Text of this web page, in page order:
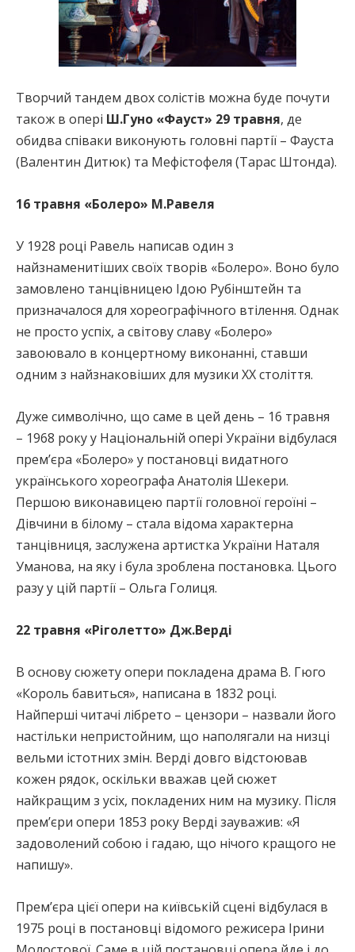
Творчий тандем двох солістів можна буде почути
також в опері Ш.Гуно «Фауст» 29 травня, де
обидва співаки виконують головні партії – Фауста
(Валентин Дитюк) та Мефістофеля (Тарас Штонда).
16 травня «Болеро» М.Равеля
У 1928 році Равель написав один з
найзнаменитіших своїх творів «Болеро». Воно було
замовлено танцівницею Ідою Рубінштейн та
призначалося для хореографічного втілення. Однак
не просто успіх, а світову славу «Болеро»
завоювало в концертному виконанні, ставши
одним з найзнаковіших для музики XX століття.
Дуже символічно, що саме в цей день – 16 травня
– 1968 року у Національній опері України відбулася
прем’єра «Болеро» у постановці видатного
українського хореографа Анатолія Шекери.
Першою виконавицею партії головної героїні –
Дівчини в білому – стала відома характерна
танцівниця, заслужена артистка України Наталя
Уманова, на яку і була зроблена постановка. Цього
разу у цій партії – Ольга Голиця.
22 травня «Ріголетто» Дж.Верді
В основу сюжету опери покладена драма В. Гюго
«Король бавиться», написана в 1832 році.
Найперші читачі лібрето – цензори – назвали його
настільки непристойним, що наполягали на низці
вельми істотних змін. Верді довго відстоював
кожен рядок, оскільки вважав цей сюжет
найкращим з усіх, покладених ним на музику. Після
прем’єри опери 1853 року Верді зауважив: «Я
задоволений собою і гадаю, що нічого кращого не
напишу».
Прем’єра цієї опери на київській сцені відбулася в
1975 році в постановці відомого режисера Ірини